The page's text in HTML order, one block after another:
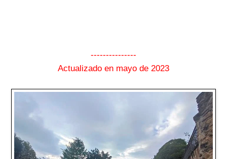
---------------
Actualizado en mayo de 2023